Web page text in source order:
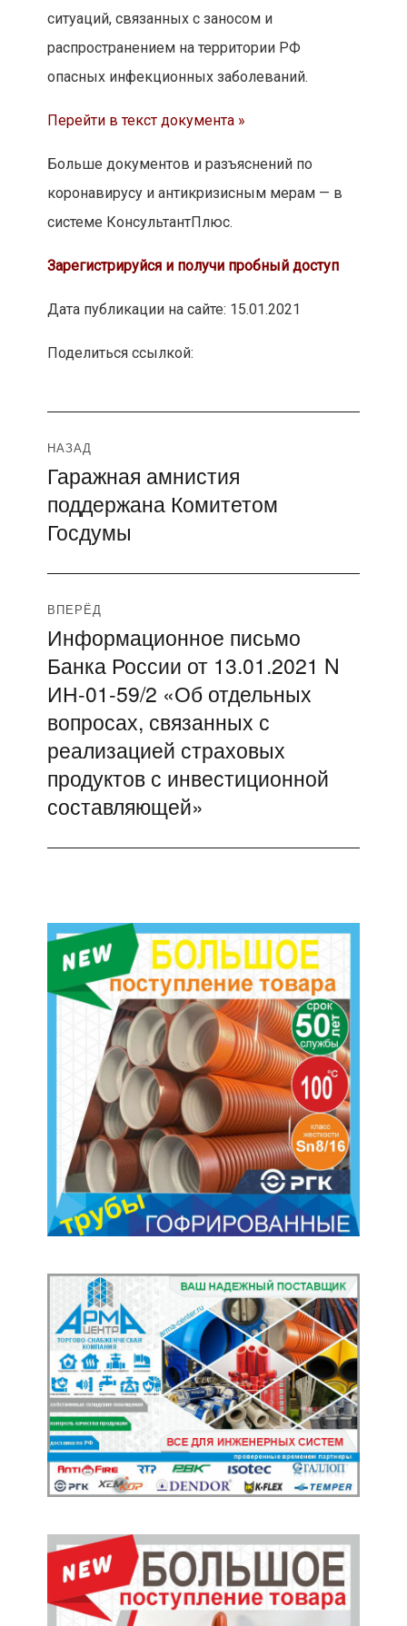
ситуаций, связанных с заносом и
распространением на территории РФ
опасных инфекционных заболеваний.
Перейти в текст документа »
Больше документов и разъяснений по
коронавирусу и антикризисным мерам — в
системе КонсультантПлюс.
Зарегистрируйся и получи пробный доступ
Дата публикации на сайте: 15.01.2021
Поделиться ссылкой:
Навигация
по
записям
НАЗАД
Предыдущая
запись:
Гаражная амнистия
поддержана Комитетом
Госдумы
ВПЕРЁД
Следующая
запись:
Информационное письмо
Банка России от 13.01.2021 N
ИН-01-59/2 «Об отдельных
вопросах, связанных с
реализацией страховых
продуктов с инвестиционной
составляющей»